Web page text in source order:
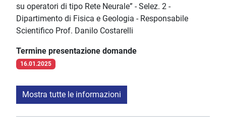
su operatori di tipo Rete Neurale” - Selez. 2 -
Dipartimento di Fisica e Geologia - Responsabile
Scientifico Prof. Danilo Costarelli
Termine presentazione domande
16.01.2025
Mostra tutte le informazioni